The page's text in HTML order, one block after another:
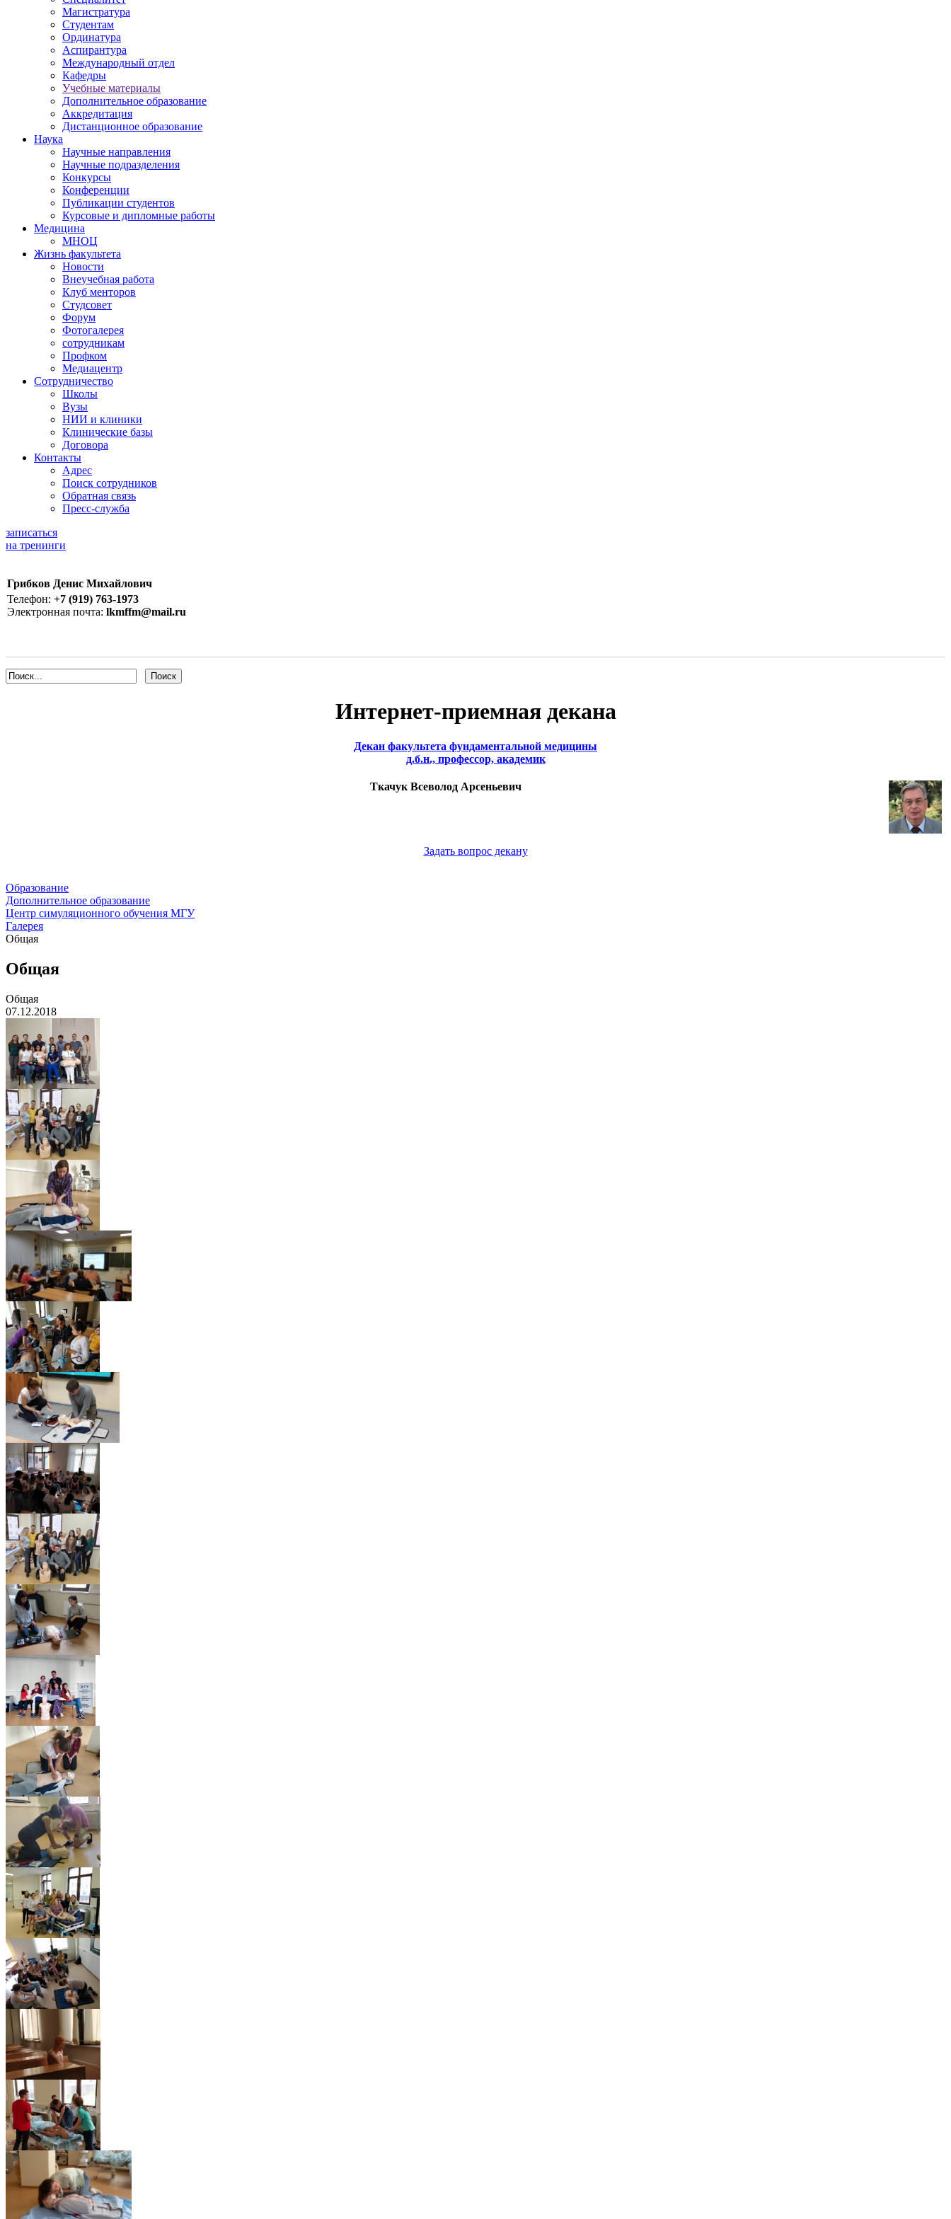
Магистратура
Студентам
Ординатура
Аспирантура
Международный отдел
Кафедры
Учебные материалы
Дополнительное образование
Аккредитация
Дистанционное образование
Наука
Научные направления
Научные подразделения
Конкурсы
Конференции
Публикации студентов
Курсовые и дипломные работы
Медицина
МНОЦ
Жизнь факультета
Новости
Внеучебная работа
Клуб менторов
Студсовет
Форум
Фотогалерея
сотрудникам
Профком
Медиацентр
Сотрудничество
Школы
Вузы
НИИ и клиники
Клинические базы
Договора
Контакты
Адрес
Поиск сотрудников
Обратная связь
Пресс-служба
записаться
на тренинги
Грибков Денис Михайлович
Телефон: +7 (919) 763-1973
Электронная почта: lkmffm@mail.ru
Интернет-приемная декана
Декан факультета фундаментальной медицины
д.б.н., профессор, академик
Ткачук Всеволод Арсеньевич
Задать вопрос декану
Образование
Дополнительное образование
Центр симуляционного обучения МГУ
Галерея
Общая
Общая
Общая
07.12.2018